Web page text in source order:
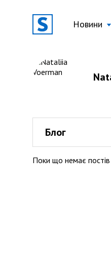
Новини
Блог
Поки що немає постів